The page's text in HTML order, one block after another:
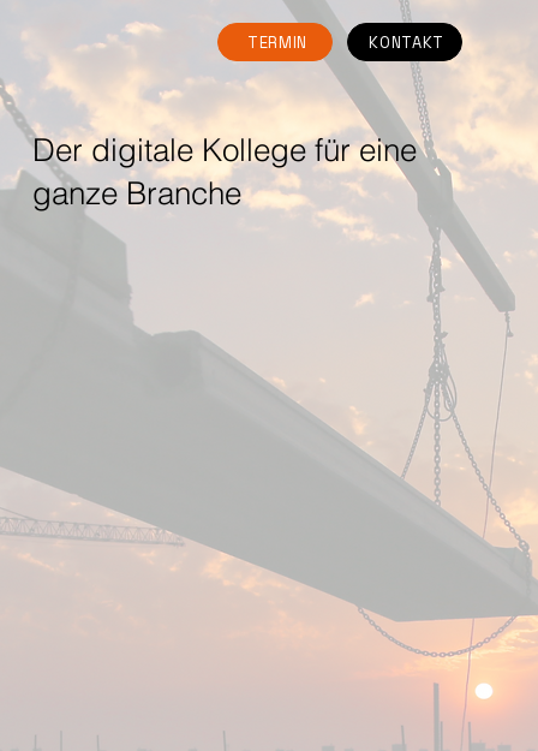
TERMIN KONTAKT
Der digitale Kollege für eine
ganze Branche